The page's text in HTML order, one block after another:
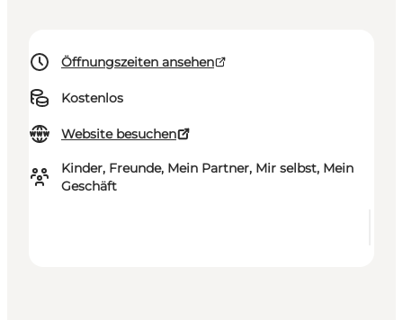
Öffnungszeiten ansehen
Kostenlos
Website besuchen
Kinder, Freunde, Mein Partner, Mir selbst, Mein
Geschäft